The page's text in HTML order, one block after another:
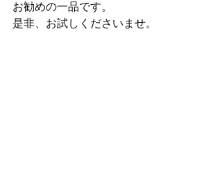
お勧めの一品です。
是非、お試しくださいませ。